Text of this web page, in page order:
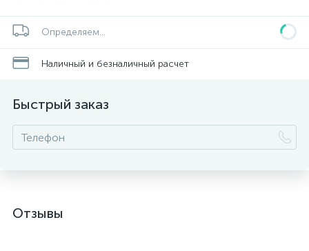
Определяем...
Наличный и безналичный расчет
Быстрый заказ
Отзывы